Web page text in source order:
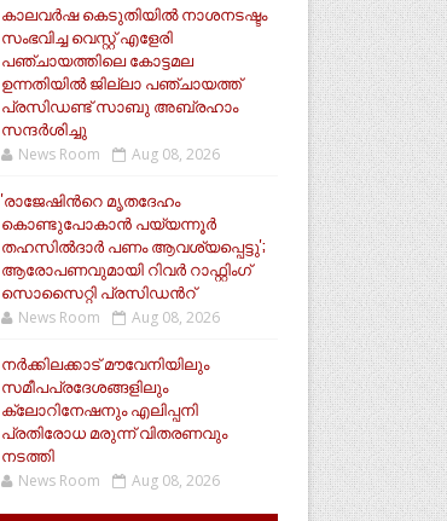
കാലവർഷ കെടുതിയിൽ നാശനടഷ്ടം
സംഭവിച്ച വെസ്റ്റ് എളേരി
പഞ്ചായത്തിലെ കോട്ടമല
ഉന്നതിയിൽ ജില്ലാ പഞ്ചായത്ത്
പ്രസിഡണ്ട് സാബു അബ്രഹാം
സന്ദര്‍ശിച്ചു
News Room Aug 08, 2026
'രാജേഷിന്‍റെ മൃതദേഹം
കൊണ്ടുപോകാൻ പയ്യന്നൂർ
തഹസിൽദാർ പണം ആവശ്യപ്പെട്ടു';
ആരോപണവുമായി റിവർ റാഫ്റ്റിംഗ്
സൊസൈറ്റി പ്രസിഡന്‍റ്
News Room Aug 08, 2026
നർക്കിലക്കാട് മൗവേനിയിലും
സമീപപ്രദേശങ്ങളിലും
ക്ലോറിനേഷനും എലിപ്പനി
പ്രതിരോധ മരുന്ന് വിതരണവും
നടത്തി
News Room Aug 08, 2026